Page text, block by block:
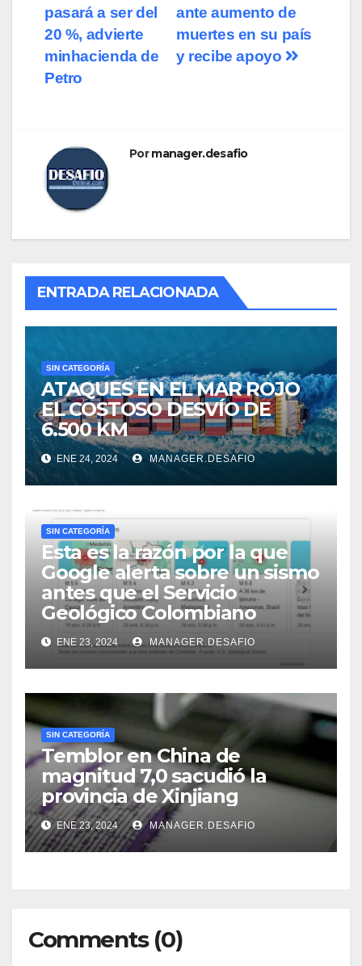
ante aumento de
muertes en su país
y recibe apoyo
pasará a ser del
20 %, advierte
minhacienda de
Petro
Pormanager.desafio
ENTRADA RELACIONADA
SIN CATEGORÍA
ATAQUES EN EL MAR ROJO
EL COSTOSO DESVÍO DE
6.500 KM
ENE 24, 2024 MANAGER.DESAFIO
SIN CATEGORÍA
Esta es la razón por la que
Google alerta sobre un sismo
antes que el Servicio
Geológico Colombiano
ENE 23, 2024 MANAGER.DESAFIO
SIN CATEGORÍA
Temblor en China de
magnitud 7,0 sacudió la
provincia de Xinjiang
ENE 23, 2024 MANAGER.DESAFIO
Comments (0)